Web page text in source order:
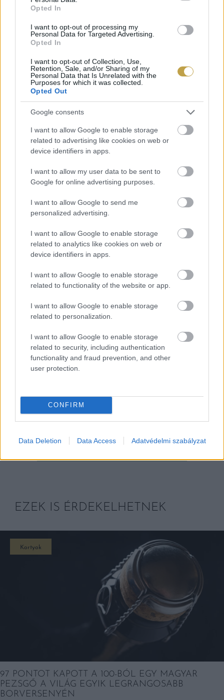
Opted In
I want to opt-out of processing my
Personal Data for Targeted Advertising.
Opted In
I want to opt-out of Collection, Use,
Retention, Sale, and/or Sharing of my
Personal Data that Is Unrelated with the
Purposes for which it was collected.
Opted Out
Google consents
I want to allow Google to enable storage
related to advertising like cookies on web or
device identifiers in apps.
I want to allow my user data to be sent to
Google for online advertising purposes.
I want to allow Google to send me
personalized advertising.
I want to allow Google to enable storage
related to analytics like cookies on web or
device identifiers in apps.
I want to allow Google to enable storage
related to functionality of the website or app.
I want to allow Google to enable storage
related to personalization.
I want to allow Google to enable storage
related to security, including authentication
functionality and fraud prevention, and other
user protection.
CONFIRM
Data Deletion Data Access Adatvédelmi szabályzat
magától nő a kertben, és továbbra is inkább
gyomként tekintünk rá.
Címlapfotó: KROK Craft / Unsplash
EZEK IS ÉRDEKELHETNEK
Kortyok
97 PONTOT KAPOTT A 100-BÓL EGY MAGYAR
PEZSGŐ A VILÁG EGYIK LEGRANGOSABB
BORVERSENYÉN